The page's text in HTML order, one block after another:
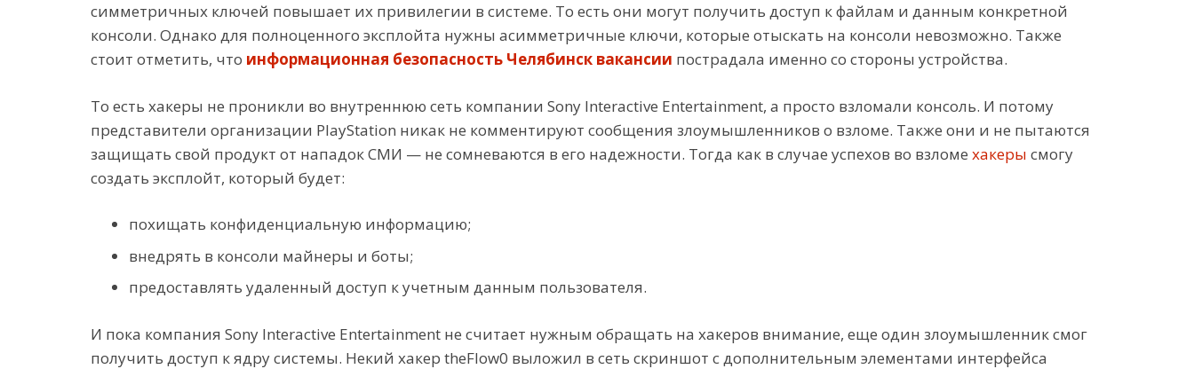
симметричных ключей повышает их привилегии в системе. То есть они могут получить доступ к файлам и данным конкретной
консоли. Однако для полноценного эксплойта нужны асимметричные ключи, которые отыскать на консоли невозможно. Также
стоит отметить, что информационная безопасность Челябинск вакансии пострадала именно со стороны устройства.
То есть хакеры не проникли во внутреннюю сеть компании Sony Interactive Entertainment, а просто взломали консоль. И потому
представители организации PlayStation никак не комментируют сообщения злоумышленников о взломе. Также они и не пытаются
защищать свой продукт от нападок СМИ — не сомневаются в его надежности. Тогда как в случае успехов во взломе хакеры смогу
создать эксплойт, который будет:
похищать конфиденциальную информацию;
внедрять в консоли майнеры и боты;
предоставлять удаленный доступ к учетным данным пользователя.
И пока компания Sony Interactive Entertainment не считает нужным обращать на хакеров внимание, еще один злоумышленник смог
получить доступ к ядру системы. Некий хакер theFlow0 выложил в сеть скриншот с дополнительным элементами интерфейса